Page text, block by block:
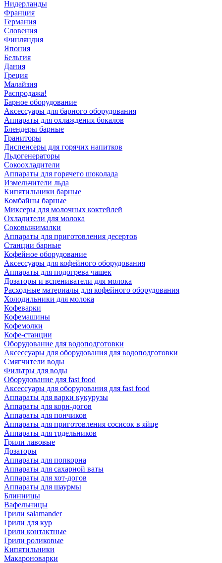
Нидерланды
Франция
Германия
Словения
Финляндия
Япония
Бельгия
Дания
Греция
Малайзия
Распродажа!
Барное оборудование
Аксессуары для барного оборудования
Аппараты для охлаждения бокалов
Блендеры барные
Граниторы
Диспенсеры для горячих напитков
Льдогенераторы
Сокоохладители
Аппараты для горячего шоколада
Измельчители льда
Кипятильники барные
Комбайны барные
Миксеры для молочных коктейлей
Охладители для молока
Соковыжималки
Аппараты для приготовления десертов
Станции барные
Кофейное оборудование
Аксессуары для кофейного оборудования
Аппараты для подогрева чашек
Дозаторы и вспениватели для молока
Расходные материалы для кофейного оборудования
Холодильники для молока
Кофеварки
Кофемашины
Кофемолки
Кофе-станции
Оборудование для водоподготовки
Аксессуары для оборудования для водоподготовки
Смягчители воды
Фильтры для воды
Оборудование для fast food
Аксессуары для оборудования для fast food
Аппараты для варки кукурузы
Аппараты для корн-догов
Аппараты для пончиков
Аппараты для приготовления сосисок в яйце
Аппараты для трдельников
Грили лавовые
Дозаторы
Аппараты для попкорна
Аппараты для сахарной ваты
Аппараты для хот-догов
Аппараты для шаурмы
Блинницы
Вафельницы
Грили salamander
Грили для кур
Грили контактные
Грили роликовые
Кипятильники
Макароноварки